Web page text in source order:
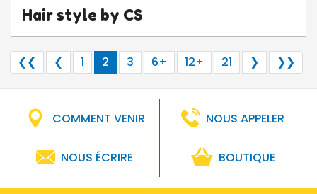
Hair style by CS
❮❮ ❮ 1 2 3 6+ 12+ 21 ❯ ❯❯
COMMENT VENIR NOUS APPELER
NOUS ÉCRIRE BOUTIQUE